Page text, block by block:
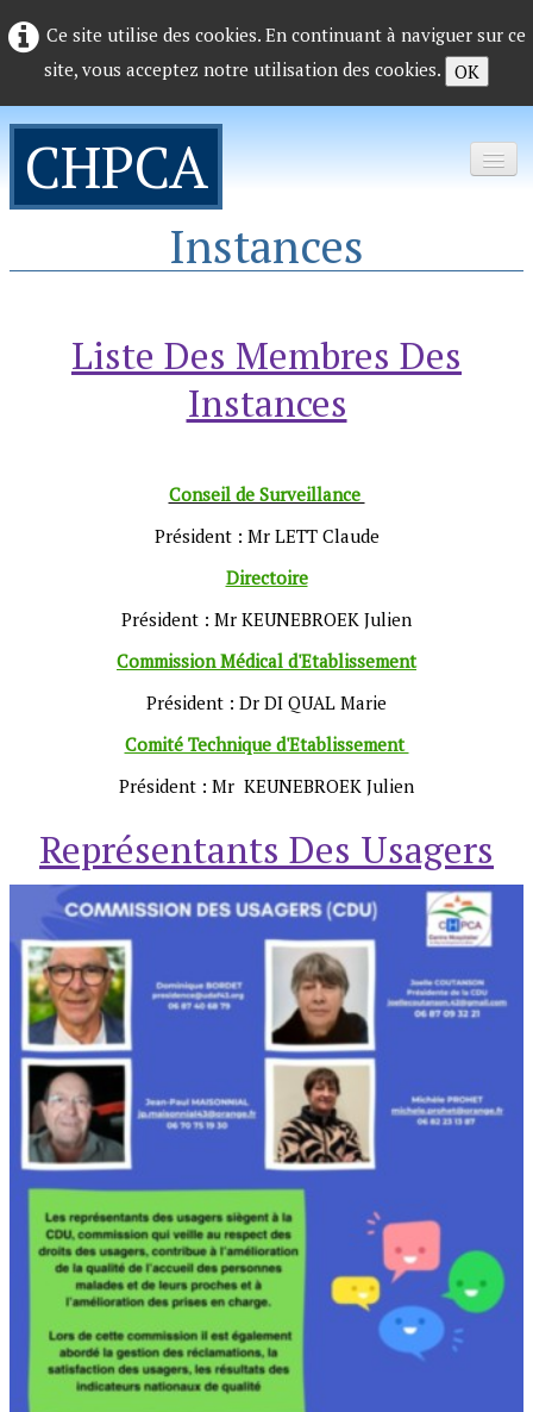
Ce site utilise des cookies. En continuant à naviguer sur ce
site, vous acceptez notre utilisation des cookies. OK
CHPCA
Médico Social▼
Instances
Liste Des Membres Des
Instances
Conseil de Surveillance
Président : Mr LETT Claude
Directoire
Président : Mr KEUNEBROEK Julien
Commission Médical d'Etablissement
Président : Dr DI QUAL Marie
Comité Technique d'Etablissement
Président : Mr KEUNEBROEK Julien
Représentants Des Usagers